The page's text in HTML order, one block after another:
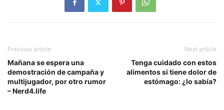
Previous article
Mañana se espera una
demostración de campaña y
multijugador, por otro rumor
– Nerd4.life
Next article
Tenga cuidado con estos
alimentos si tiene dolor de
estómago: ¿lo sabía?